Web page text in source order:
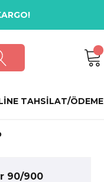
TAHSİLAT/ÖDEME
90/900